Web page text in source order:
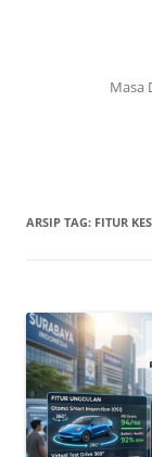
Masa
ARSIP TAG: FITUR